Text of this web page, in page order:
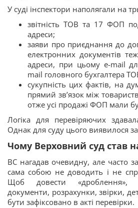
У суді інспектори наполягали на
звітність ТОВ та 17 ФОП
адреси;
заяви про приєднання до
електронних документів
адреси, при цьому e-mail
mail головного бухгалтера
сукупність цих фактів, на
прямий зв’язок між
отже усі продажі ФОП мали
Логіка для перевіряючих
Однак для суду цього виявилося
Чому Верховний суд став
ВС нагадав очевидну, але часто
сама собою не доводить і не
Щоб довести «дроблення»,
документи, розрахунки, звірки,
бути зафіксовано в акті перевірки.